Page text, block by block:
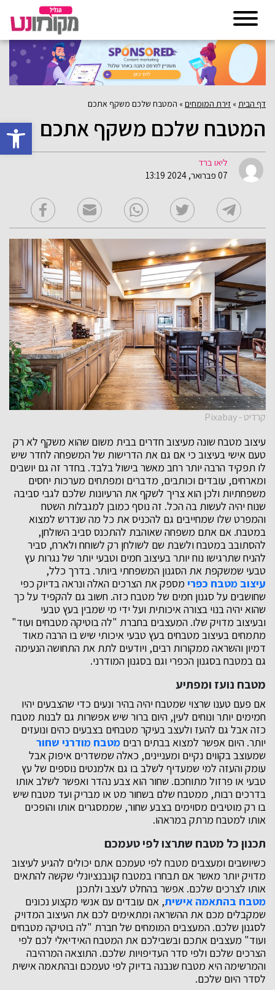
פתח
דף הבית » זירת המומחים» המטבח שלכם משקף אתכם
המטבח שלכם משקף אתכם
ליאו ברד
07 פברואר, 2024 13:19
קרדיט - Pixabay
עיצוב מטבח שונה מעיצוב חדרים בבית משום שהוא משקף לא רק
טעם אישי בעיצוב כי אם גם את הדרישות של המשפחה לחדר שיש
לו תפקיד הרבה יותר רחב מאשר בישול בלבד. בחדר זה גם יושבים
ומארחים, עובדים וכותבים, מדברים ומפתחים מערכות יחסים
משפחתיות ולכן הוא צריך לשקף את הרעיונות שלכם לגבי סביבה
שנוח יהיה לעשות בה הכל. זה נוסף כמובן למגבלות השטח
והמפרט שלו שמחייבים גם להכניס את כל מה שנדרש למצוא
במטבח. אם אתם משפחה שאוהבת להתכנס סביב השולחן,
להסתובב במטבח ולשבת שם לשולחן רק לשוחח ולארח, סביר
להניח שתרגישו נוח יותר בעיצוב חמים וטבעי יותר של נגרות עץ
טבעי שמשקפת את הסגנון המשפחתי ביותר. בדרך כלל,
עיצוב מטבח כפרי מספק את הצרכים האלה ונראה בדיוק כפי
שחושבים על סגנון חמים של מטבח כזה. חשוב גם להקפיד על כך
שהוא יהיה בנוי בצורה איכותית ועל ידי מי שמבין בעץ טבעי
ובעיצוב מדויק שלו. המעצבים בחברת "לה בוטיקה מטבחים ועוד"
מתמחים בעיצוב מטבחים בעץ טבעי איכותי שיש בו הרבה מאוד
דמיון והשראה ממקורות רבים, ויודעים לתת את התחושה הנעימה
גם במטבח בסגנון הכפרי וגם בסגנון המודרני.
מטבח נועז ומפתיע
אם פעם טענו שרצוי שמטבח יהיה בהיר ונעים כדי שהצבעים יהיו
חמימים יותר ונוחים לעין, היום ברור שיש אפשרות גם לבנות מטבח
כזה אבל גם להעז ולעצב בעיקר מטבחים בצבעים כהים ונועזים
יותר. היום אפשר למצוא בבתים רבים מטבח מודרני שחור
שמעוצב בקווים נקיים ומעניינים, כאלה שמשדרים איפוק אבל
עומק והעזה למי שמעדיף לשלב בו גם אלמנטים נוספים של עץ
טבעי או פרזול מתוחכם. שחור הוא צבע נהדר ואפשר לשלב אותו
בדרכים רבות, ממטבח שלם בשחור מט או מבריק ועד מטבח שיש
בו רק מוטיבים מסוימים בצבע שחור, שממסגרים אותו והופכים
אותו למטבח מרתק במראהו.
תכנון כל מטבח שתרצו לפי טעמכם
כשיושבים ומעצבים מטבח לפי טעמכם אתם יכולים להגיע לעיצוב
מדויק יותר מאשר אם תבחרו במטבח קונבנציונלי שקשה להתאים
אותו לצרכים שלכם. אפשר בהחלט לעצב ולתכנן
מטבח בהתאמה אישית, אם עובדים עם אנשי מקצוע נכונים
שמקבלים מכם את ההשראה ומתאימים לכם את העיצוב המדויק
לסגנון שלכם. המעצבים המומחים של חברת "לה בוטיקה מטבחים
ועוד" מעצבים אתכם ובשבילכם את המטבח האידיאלי לכם לפי
הצרכים שלכם ולפי סדר העדיפויות שלכם. התוצאה המרהיבה
והמרשימה היא מטבח שנבנה בדיוק לפי טעמכם ובהתאמה אישית
לסדר היום שלכם.